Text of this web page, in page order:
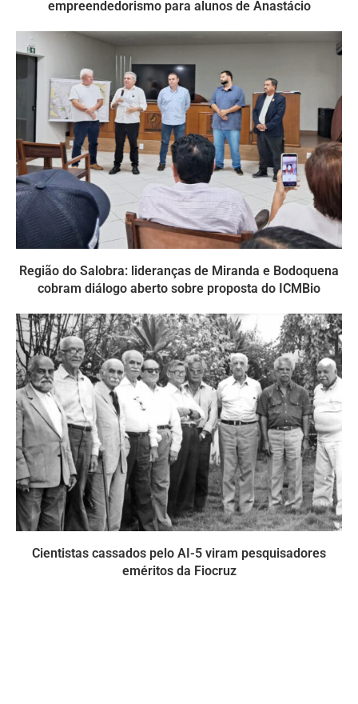
empreendedorismo para alunos de Anastácio
Região do Salobra: lideranças de Miranda e Bodoquena
cobram diálogo aberto sobre proposta do ICMBio
Cientistas cassados pelo AI-5 viram pesquisadores
eméritos da Fiocruz